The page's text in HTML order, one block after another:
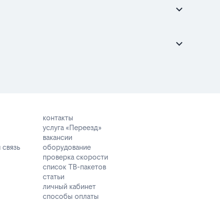
контакты
услуга «Переезд»
вакансии
оборудование
проверка скорости
список ТВ-пакетов
статьи
личный кабинет
способы оплаты